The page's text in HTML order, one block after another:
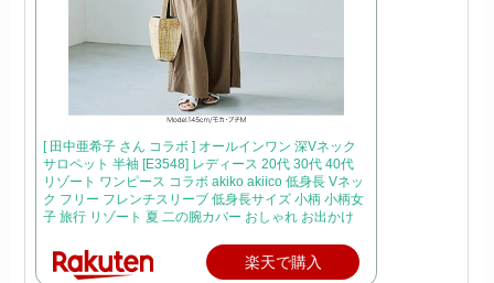
[ 田中亜希子 さん コラボ ] オールインワン 深Vネック
サロペット 半袖 [E3548] レディース 20代 30代 40代
リゾート ワンピース コラボ akiko akiico 低身長 Vネッ
ク フリー フレンチスリーブ 低身長サイズ 小柄 小柄女
子 旅行 リゾート 夏 二の腕カバー おしゃれ お出かけ
楽天で購入